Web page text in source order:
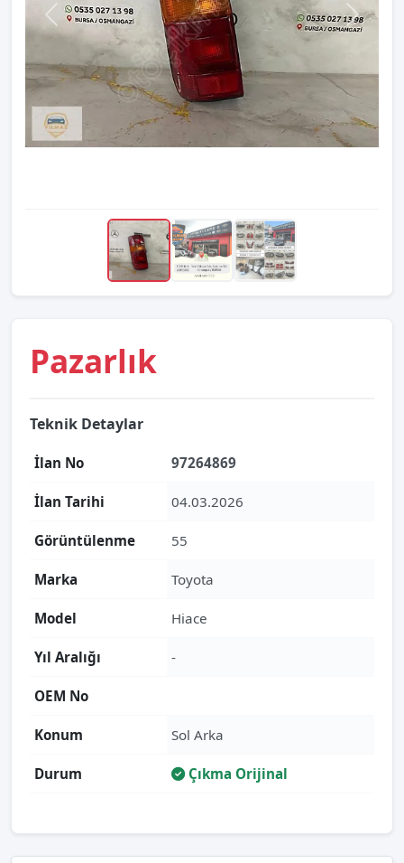
Pazarlık
Teknik Detaylar
İlan No 97264869
İlan Tarihi 04.03.2026
Görüntülenme 55
Marka Toyota
Model Hiace
Yıl Aralığı -
OEM No
Konum Sol Arka
Durum Çıkma Orijinal